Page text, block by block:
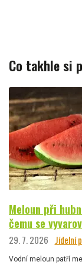
Co takhle si
Meloun při
čemu se
29. 7. 2026 Jídelní
Vodní meloun patří